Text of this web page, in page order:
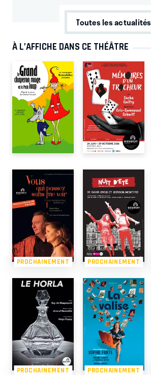
Toutes les actualités
À L’AFFICHE DANS CE THÉÂTRE
PROCHAINEMENT PROCHAINEMENT
PROCHAINEMENT PROCHAINEMENT